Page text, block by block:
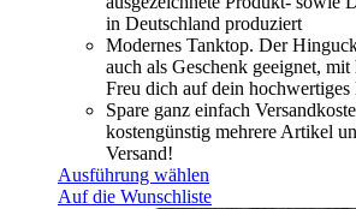
in Deutschland produziert
Modernes Tanktop. Der
auch als Geschenk geeignet,
Freu dich auf dein hochwertiges
Spare ganz einfach
kostengünstig mehrere Artikel
Versand!
Ausführung wählen
Auf die Wunschliste